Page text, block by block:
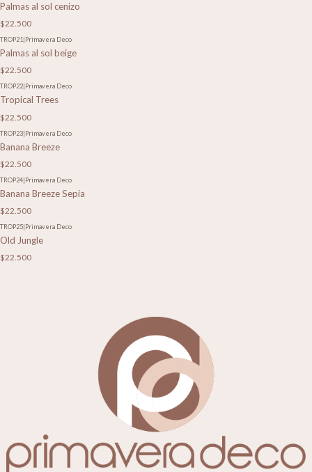
Palmas al sol cenizo
$22.500
TROP21|Primavera Deco
Palmas al sol beige
$22.500
TROP22|Primavera Deco
Tropical Trees
$22.500
TROP23|Primavera Deco
Banana Breeze
$22.500
TROP24|Primavera Deco
Banana Breeze Sepia
$22.500
TROP25|Primavera Deco
Old Jungle
$22.500